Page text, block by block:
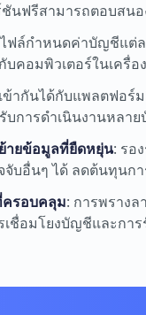
นฟรีสามารถตอบสน
ฟล์กำหนดค่าบัญชีแต่ล
บคอมพิวเตอร์ในเค
ข้ากันได้กับแพลตฟอร์
บการดำเนินงานหล
ายข้อมูลที่ยืดหยุ่น: รอ
จับอื่นๆ ได้ ลดต้นทุนก
รอบคลุม: การพราง
เชื่อมโยงบัญชีและก